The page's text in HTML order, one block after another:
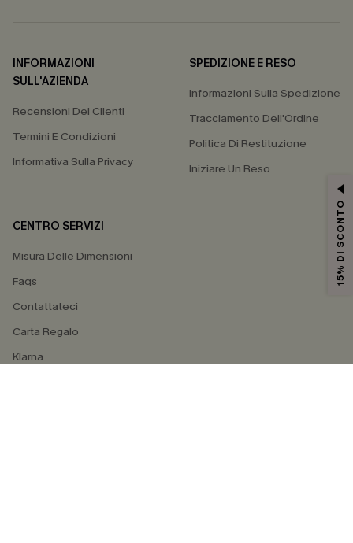
INFORMAZIONI
SULL'AZIENDA
Recensioni Dei Clienti
Termini E Condizioni
Informativa Sulla Privacy
SPEDIZIONE E RESO
Informazioni Sulla Spedizione
Tracciamento Dell'Ordine
Politica Di Restituzione
Iniziare Un Reso
CENTRO SERVIZI
Misura Delle Dimensioni
Faqs
Contattateci
Carta Regalo
Klarna
15% DI SCONTO